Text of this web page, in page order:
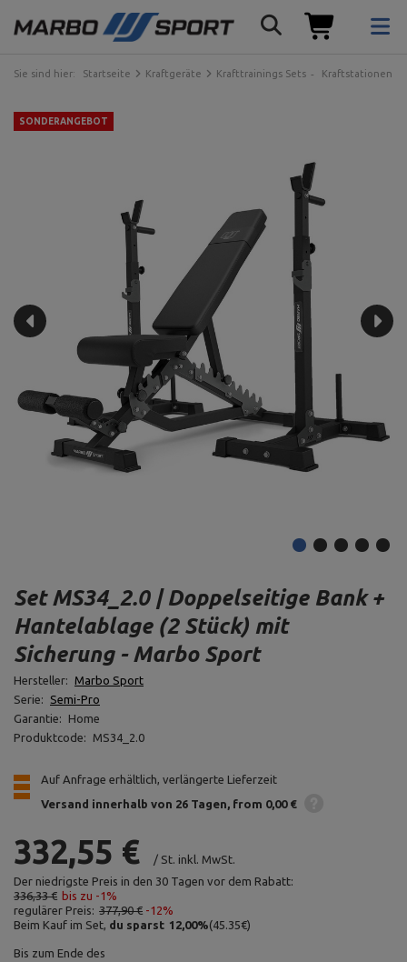
Sie sind hier: Startseite Kraftgeräte Krafttrainings Sets Kraftstationen
SONDERANGEBOT
Set MS34_2.0 | Doppelseitige Bank +
Hantelablage (2 Stück) mit
Sicherung - Marbo Sport
Hersteller: Marbo Sport
Serie:
Semi-Pro
Garantie:
Home
Produktcode:
MS34_2.0
Auf Anfrage erhältlich, verlängerte Lieferzeit
Versand innerhalb von 26 Tagen from 0,00 €
332,55 € / St. inkl. MwSt.
Der niedrigste Preis in den 30 Tagen vor dem Rabatt:
336,33 € bis zu -1%
regulärer Preis: 377,90 € -12%
Beim Kauf im Set, du sparst 12,00%(45.35€)
Bis zum Ende des